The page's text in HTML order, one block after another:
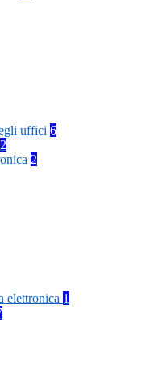
uffici 6
2
2
elettronica 1